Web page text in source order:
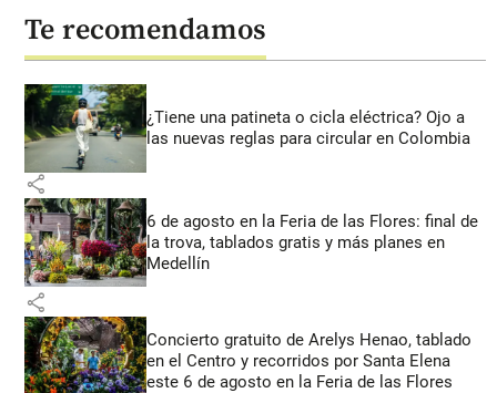
Te recomendamos
¿Tiene una patineta o cicla eléctrica? Ojo a
las nuevas reglas para circular en Colombia
share
6 de agosto en la Feria de las Flores: final de
la trova, tablados gratis y más planes en
Medellín
share
Concierto gratuito de Arelys Henao, tablado
en el Centro y recorridos por Santa Elena
este 6 de agosto en la Feria de las Flores